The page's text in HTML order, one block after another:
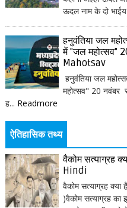
ऊदल नाम के दो
हनुवंतिया जल
में "जल महोत्सव"
Mahotsav
हनुवंतिया जल
महोत्सव" 20 नवंबर
ह... Readmore
ऐतिहासिक तथ्य
वैकोम सत्याग्रह
Hindi
वैकोम सत्याग्रह
)वैकोम सत्याग्रह